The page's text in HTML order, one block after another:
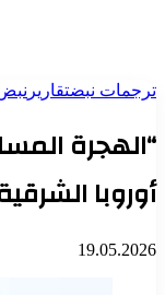
ترجمات نبضتقارير
“الهجرة
أوروبا
19.05.2026